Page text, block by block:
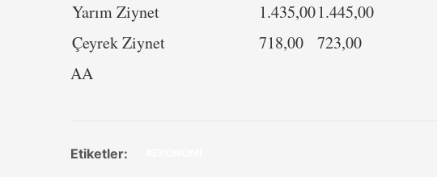
Yarım Ziynet
1.435,001.445,00
Çeyrek Ziynet
718,00 723,00
AA
Etiketler: